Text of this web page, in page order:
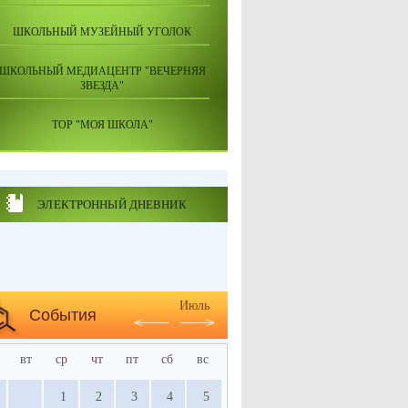
ШКОЛЬНЫЙ МУЗЕЙНЫЙ УГОЛОК
МЕДИАЦЕНТР "ВЕЧЕРНЯЯ
ЗВЕЗДА"
ТОР "МОЯ ШКОЛА"
ЭЛЕКТРОННЫЙ ДНЕВНИК
События
Июль
вт ср чт пт сб вс
1 2 3 4 5